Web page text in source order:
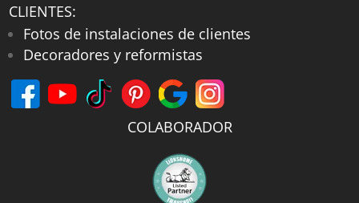
CLIENTES:
Fotos de instalaciones de clientes
Decoradores y reformistas
COLABORADOR